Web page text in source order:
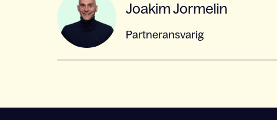
Joakim Jormelin
Partneransvarig